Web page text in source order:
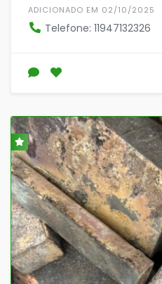
ADICIONADO EM 02/10/2025
Telefone: 11947132326